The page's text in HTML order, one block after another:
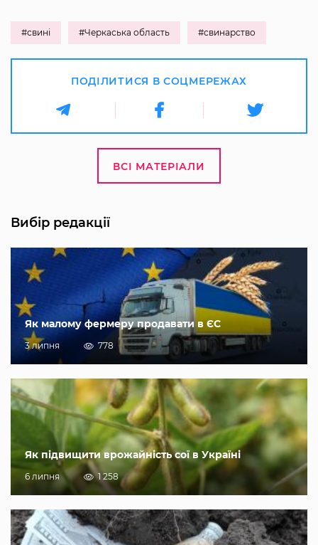
#свині #Черкаська область #свинарство
ПОДІЛИТИСЯ В СОЦМЕРЕЖАХ
ВСІ МАТЕРІАЛИ
Вибір редакції
Як малому фермеру продавати в ЄС
3 липня 778
Як підвищити врожайність сої в Україні
6 липня 1 258